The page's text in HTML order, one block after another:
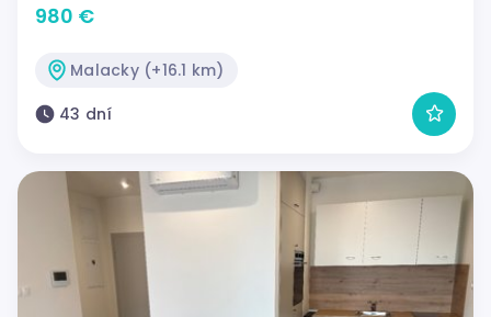
980 €
Malacky (+16.1 km)
43 dní